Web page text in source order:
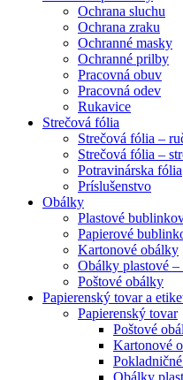
Ochrana sluchu
Ochrana zraku
Ochranné masky
Ochranné prilby
Pracovná obuv
Pracovná odev
Rukavice
Strečová fólia
Strečová fólia –
Strečová fólia –
Potravinárska fólia
Príslušenstvo
Obálky
Plastové
Papierové
Kartonové obálky
Obálky plastové –
Poštové obálky
Papierenský tovar a
Papierenský tovar
Poštové
Kartonové
Obálky